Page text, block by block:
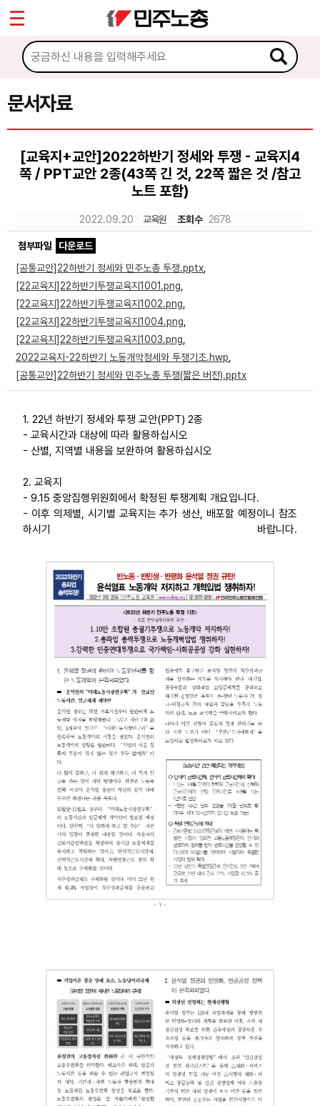
문서자료
[교육지+교안]2022하반기 정세와 투쟁 - 교육지4
쪽 / PPT교안 2종(43쪽 긴 것, 22쪽 짧은 것 /참고
노트 포함)
2022.09.20 교육원 조회수 2678
첨부파일
다운로드
[공통교안]22하반기 정세와 민주노총 투쟁.pptx
[22교육지]22하반기투쟁교육지1001.png
[22교육지]22하반기투쟁교육지1002.png
[22교육지]22하반기투쟁교육지1004.png
[22교육지]22하반기투쟁교육지1003.png
2022교육지-22하반기 노동개악정세와 투쟁기조.hwp
[공통교안]22하반기 정세와 민주노총 투쟁(짧은 버전).pptx
1. 22년 하반기 정세와 투쟁 교안(PPT) 2종
- 교육시간과 대상에 따라 활용하십시오
- 산별, 지역별 내용을 보완하여 활용하십시오
2. 교육지
- 9.15 중앙집행위원회에서 확정된 투쟁계획 개요입니다.
- 이후 의제별, 시기별 교육지는 추가 생산, 배포할 예정이니 참조
하시기 바랍니다.
마이페이지
소개
소식
자료
이미지자료
미디어자료
카드뉴스
부설기관
업무
Sketchbook5, 스케치북5
Sketchbook5, 스케치북5